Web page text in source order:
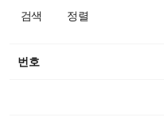
검색 정렬
번호